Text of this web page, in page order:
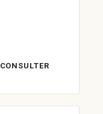
CONSULTER